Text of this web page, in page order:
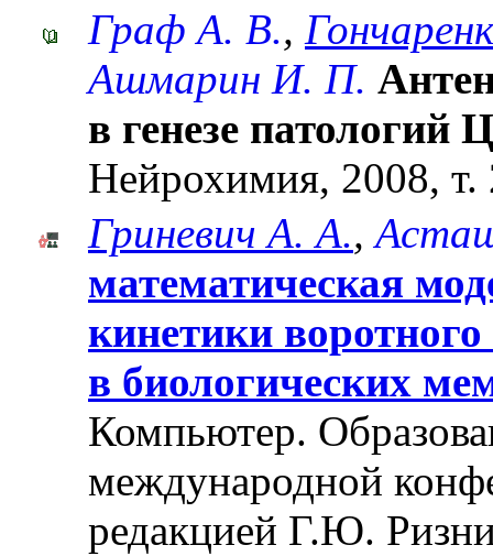
Граф А. В.,
Ашмарин И. П.
в генезе патологий
Нейрохимия, 2008,
Гриневич А. А.,
математическая
кинетики
в биологических
Компьютер.
международной
редакцией Г.Ю.